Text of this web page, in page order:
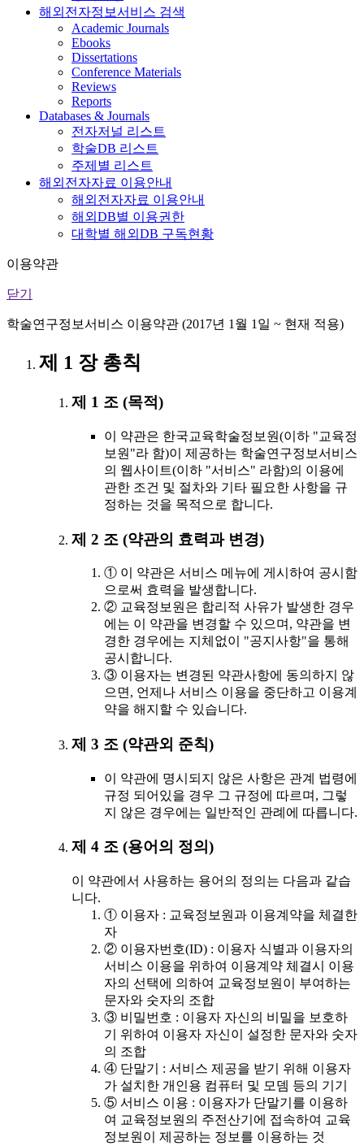
해외전자정보서비스 검색
Academic Journals
Ebooks
Dissertations
Conference Materials
Reviews
Reports
Databases & Journals
전자저널 리스트
학술DB 리스트
주제별 리스트
해외전자자료 이용안내
해외전자자료 이용안내
해외DB별 이용권한
대학별 해외DB 구독현황
이용약관
닫기
학술연구정보서비스 이용약관 (2017년 1월 1일 ~ 현재 적용)
제 1 장 총칙
제 1 조 (목적)
이 약관은 한국교육학술정보원(이하 "교육정
보원"라 함)이 제공하는 학술연구정보서비스
의 웹사이트(이하 "서비스" 라함)의 이용에
관한 조건 및 절차와 기타 필요한 사항을 규
정하는 것을 목적으로 합니다.
제 2 조 (약관의 효력과 변경)
① 이 약관은 서비스 메뉴에 게시하여 공시함
으로써 효력을 발생합니다.
② 교육정보원은 합리적 사유가 발생한 경우
에는 이 약관을 변경할 수 있으며, 약관을 변
경한 경우에는 지체없이 "공지사항"을 통해
공시합니다.
③ 이용자는 변경된 약관사항에 동의하지 않
으면, 언제나 서비스 이용을 중단하고 이용계
약을 해지할 수 있습니다.
제 3 조 (약관외 준칙)
이 약관에 명시되지 않은 사항은 관계 법령에
규정 되어있을 경우 그 규정에 따르며, 그렇
지 않은 경우에는 일반적인 관례에 따릅니다.
제 4 조 (용어의 정의)
이 약관에서 사용하는 용어의 정의는 다음과 같습
니다.
① 이용자 : 교육정보원과 이용계약을 체결한
자
② 이용자번호(ID) : 이용자 식별과 이용자의
서비스 이용을 위하여 이용계약 체결시 이용
자의 선택에 의하여 교육정보원이 부여하는
문자와 숫자의 조합
③ 비밀번호 : 이용자 자신의 비밀을 보호하
기 위하여 이용자 자신이 설정한 문자와 숫자
의 조합
④ 단말기 : 서비스 제공을 받기 위해 이용자
가 설치한 개인용 컴퓨터 및 모뎀 등의 기기
⑤ 서비스 이용 : 이용자가 단말기를 이용하
여 교육정보원의 주전산기에 접속하여 교육
정보원이 제공하는 정보를 이용하는 것